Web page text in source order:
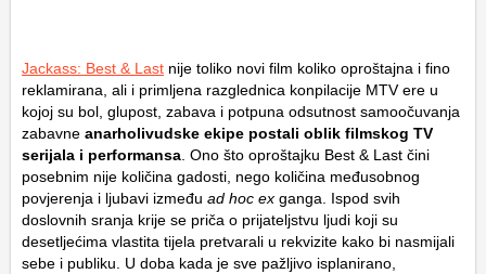
Jackass: Best & Last nije toliko novi film koliko oproštajna i fino
reklamirana, ali i primljena razglednica konpilacije MTV ere u
kojoj su bol, glupost, zabava i potpuna odsutnost samoočuvanja
zabavne anarholivudske ekipe postali oblik filmskog TV
serijala i performansa . Ono što oproštajku Best & Last čini
posebnim nije količina gadosti, nego količina međusobnog
povjerenja i ljubavi između ad hoc ex ganga. Ispod svih
doslovnih sranja krije se priča o prijateljstvu ljudi koji su
desetljećima vlastita tijela pretvarali u rekvizite kako bi nasmijali
sebe i publiku. U doba kada je sve pažljivo isplanirano,